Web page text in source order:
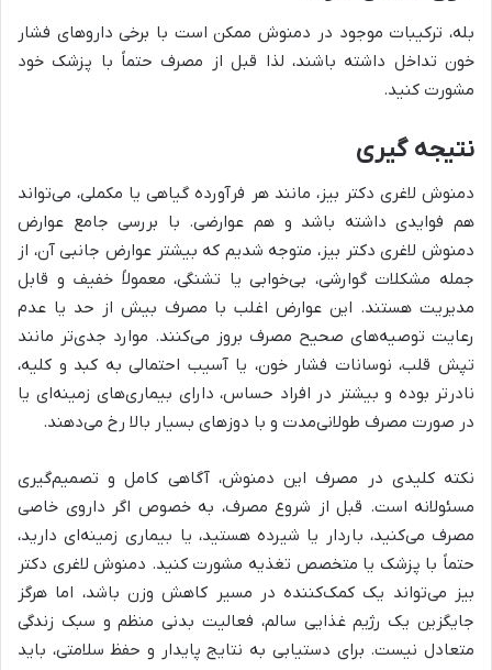
بله، ترکیبات موجود در دمنوش ممکن است با برخی داروهای فشار
خون تداخل داشته باشند، لذا قبل از مصرف حتماً با پزشک خود
مشورت کنید.
نتیجه‌ گیری
دمنوش لاغری دکتر بیز، مانند هر فرآورده گیاهی یا مکملی، می‌تواند
هم فوایدی داشته باشد و هم عوارضی. با بررسی جامع عوارض
دمنوش لاغری دکتر بیز، متوجه شدیم که بیشتر عوارض جانبی آن، از
جمله مشکلات گوارشی، بی‌خوابی یا تشنگی، معمولاً خفیف و قابل
مدیریت هستند. این عوارض اغلب با مصرف بیش از حد یا عدم
رعایت توصیه‌های صحیح مصرف بروز می‌کنند. موارد جدی‌تر مانند
تپش قلب، نوسانات فشار خون، یا آسیب احتمالی به کبد و کلیه،
نادرتر بوده و بیشتر در افراد حساس، دارای بیماری‌های زمینه‌ای یا
در صورت مصرف طولانی‌مدت و با دوزهای بسیار بالا رخ می‌دهند.
نکته کلیدی در مصرف این دمنوش، آگاهی کامل و تصمیم‌گیری
مسئولانه است. قبل از شروع مصرف، به خصوص اگر داروی خاصی
مصرف می‌کنید، باردار یا شیرده هستید، یا بیماری زمینه‌ای دارید،
حتماً با پزشک یا متخصص تغذیه مشورت کنید. دمنوش لاغری دکتر
بیز می‌تواند یک کمک‌کننده در مسیر کاهش وزن باشد، اما هرگز
جایگزین یک رژیم غذایی سالم، فعالیت بدنی منظم و سبک زندگی
متعادل نیست. برای دستیابی به نتایج پایدار و حفظ سلامتی، باید